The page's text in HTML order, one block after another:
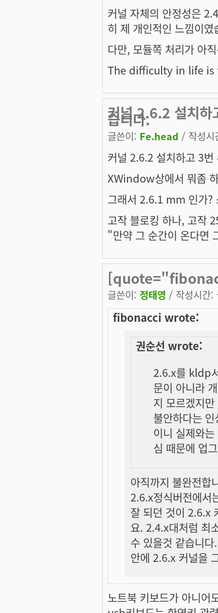
커널 자체의 안정성은
히 제 개인적인 느낌이였
다만, 모듈쪽 처리가 아
The difficulty in life is
커널 2.6.2 설치하
습니다.
글쓴이: Fe.head / 작성
커널 2.6.2 설치하고 3
XWindow상에서 뭐좀
그래서 2.6.1 mm 인가?
고작 블로킹 하나, 고작
"만약 그 순간이 온다면
글쓴이: 정태영 / 작성시간
fibonacci wrote:
권순선 wrote:
2.6.x를 kldp
문이 아니라
지 모르겠지
불안하다는
이니 실제와
심 때문에 업
아직까지 불완전합
2.6.x정식버전에서
잘 되던 것이 2.6.x
요. 2.4.x대처럼 최
수 있을것 같습니
안에 2.6.x 커널을
노트북 키보드가 아니어